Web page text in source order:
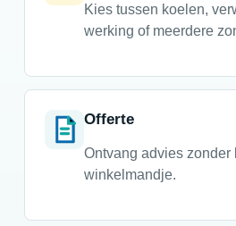
Kies tussen koelen,
werking of meerdere
Offerte
Ontvang advies zonder
winkelmandje.